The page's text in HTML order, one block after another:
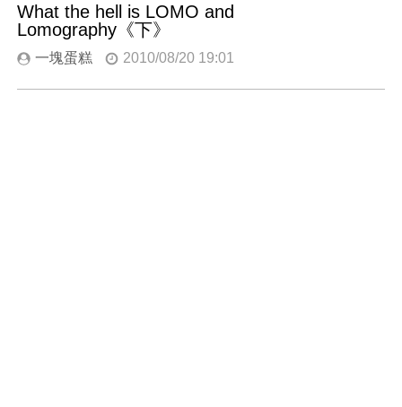
What the hell is LOMO and
Lomography《下》
一塊蛋糕 2010/08/20 19:01